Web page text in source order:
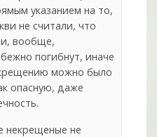
указанием на то,
не считали, что
вообще,
погибнут, иначе
можно было
опасную, даже
некрещеные не